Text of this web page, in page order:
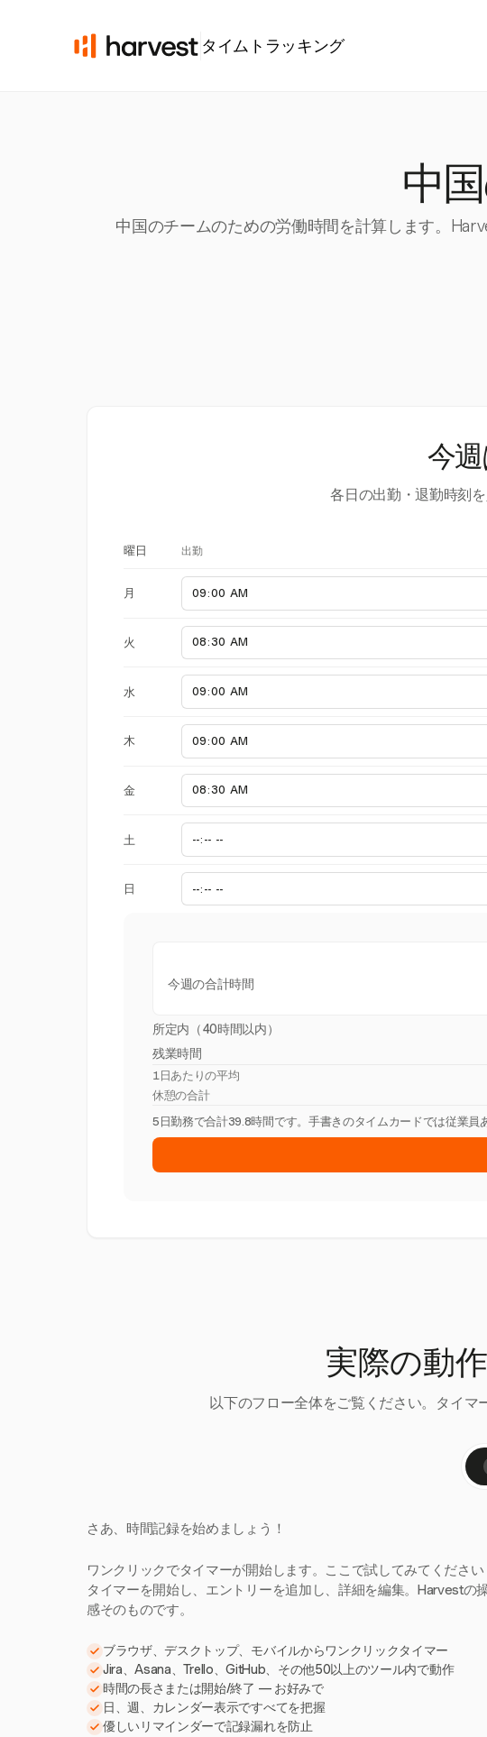
タイムトラッキング
中
中国のチームのための労働時間を計算します。
今
各日の出勤・退勤時刻
曜日 出勤
月
火
水
木
金
土
日
今週の合計時間
所定内（40時間以内）
残業時間
1日あたりの平均
休憩の合計
5日勤務で合計39.8時間です。手書きのタイムカードでは従業員
実際の動
以下のフロー全体をご覧ください。タイ
さあ、時間記録を始めましょう！
ワンクリックでタイマーが開始します。ここで試してみてください
タイマーを開始し、エントリーを追加し、詳細を編集。Harvestの
感そのものです。
ブラウザ、デスクトップ、モバイルからワンクリックタイマー
Jira、Asana、Trello、GitHub、その他50以上のツール内で動作
時間の長さまたは開始/終了 — お好みで
日、週、カレンダー表示ですべてを把握
優しいリマインダーで記録漏れを防止